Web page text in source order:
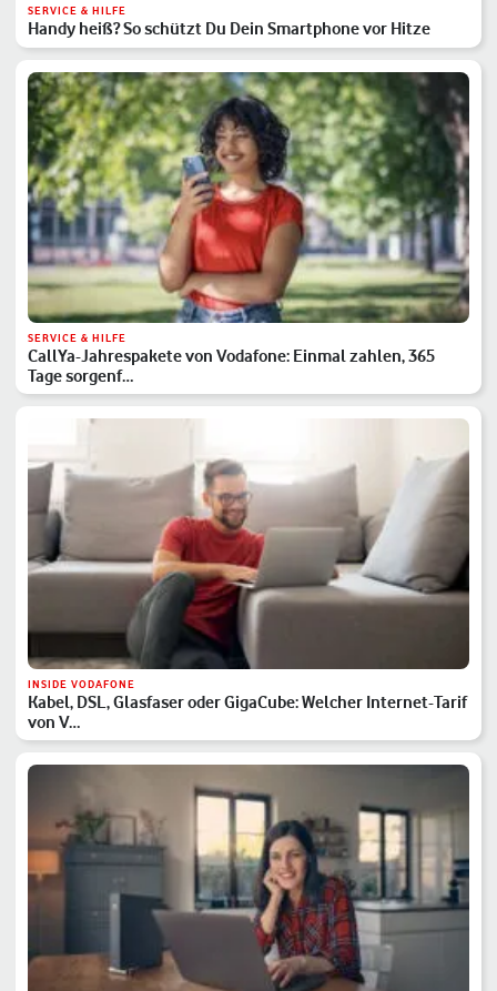
SERVICE & HILFE
Handy heiß? So schützt Du Dein Smartphone vor Hitze
SERVICE & HILFE
CallYa-Jahrespakete von Vodafone: Einmal zahlen, 365
Tage sorgenf…
INSIDE VODAFONE
Kabel, DSL, Glasfaser oder GigaCube: Welcher Internet-Tarif
von V…